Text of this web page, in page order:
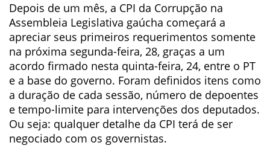
Depois de um mês, a CPI da Corrupção na
Assembleia Legislativa gaúcha começará a
apreciar seus primeiros requerimentos somente
na próxima segunda-feira, 28, graças a um
acordo firmado nesta quinta-feira, 24, entre o PT
e a base do governo. Foram definidos itens como
a duração de cada sessão, número de depoentes
e tempo-limite para intervenções dos deputados.
Ou seja: qualquer detalhe da CPI terá de ser
negociado com os governistas.